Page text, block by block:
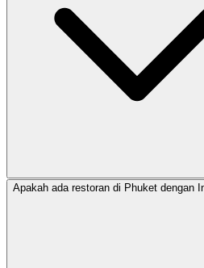
Apakah ada restoran di Phuket dengan